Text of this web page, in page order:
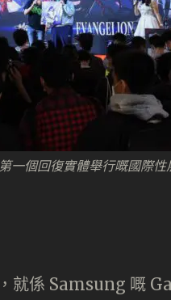
一個回復實體舉行嘅國際
就係 Samsung 嘅